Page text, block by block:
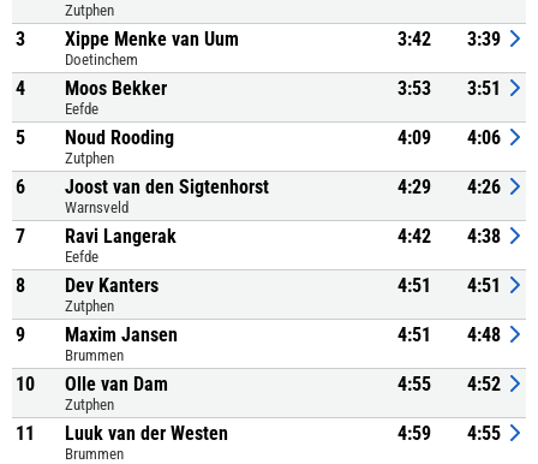
Zutphen
3 Xippe Menke van Uum
Doetinchem
3:42 3:39
4 Moos Bekker
Eefde
3:53 3:51
5 Noud Rooding
Zutphen
4:09 4:06
6 Joost van den Sigtenhorst
Warnsveld
4:29 4:26
7 Ravi Langerak
Eefde
4:42 4:38
8 Dev Kanters
Zutphen
4:51 4:51
9 Maxim Jansen
Brummen
4:51 4:48
10 Olle van Dam
Zutphen
4:55 4:52
11 Luuk van der Westen
Brummen
4:59 4:55